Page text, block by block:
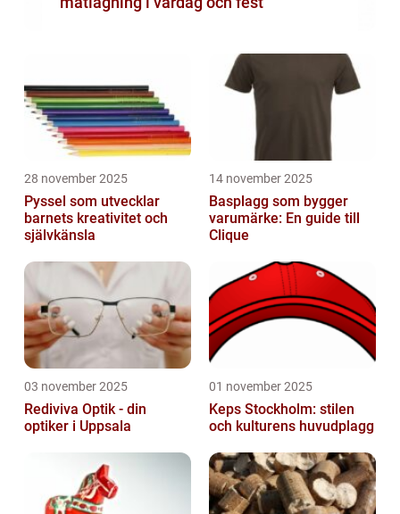
28 november 2025
Pyssel som utvecklar
barnets kreativitet och
självkänsla
14 november 2025
Basplagg som bygger
varumärke: En guide till
Clique
03 november 2025
Rediviva Optik - din
optiker i Uppsala
01 november 2025
Keps Stockholm: stilen
och kulturens huvudplagg